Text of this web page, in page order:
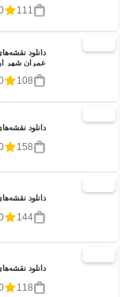
111
دانلود
عمران شهر
108
دانلود
158
دانلود
144
دانلود
118